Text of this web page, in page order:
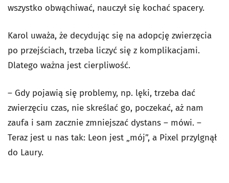
wszystko obwąchiwać, nauczył się kochać spacery.
Karol uważa, że decydując się na adopcję zwierzęcia
po przejściach, trzeba liczyć się z komplikacjami.
Dlatego ważna jest cierpliwość.
– Gdy pojawią się problemy, np. lęki, trzeba dać
zwierzęciu czas, nie skreślać go, poczekać, aż nam
zaufa i sam zacznie zmniejszać dystans – mówi. –
Teraz jest u nas tak: Leon jest „mój”, a Pixel przylgnął
do Laury.